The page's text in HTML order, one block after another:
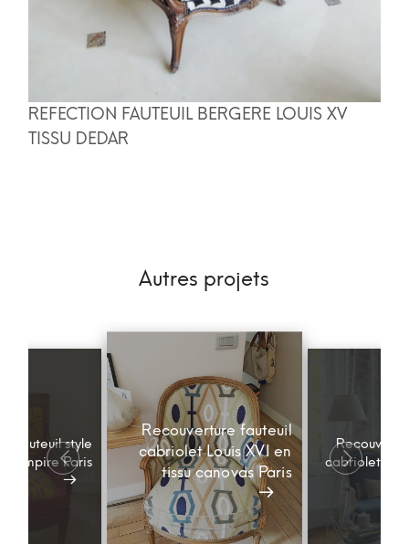
REFECTION FAUTEUIL BERGERE LOUIS XV
TISSU DEDAR
Autres projets
fauteuil style
empire Paris
Recouverture fauteuil
cabriolet Louis XVI en
tissu canovas Paris
cabriolet